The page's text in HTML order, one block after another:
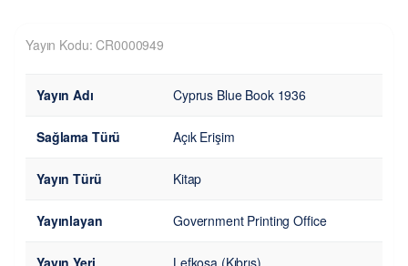
Yayın Kodu: CR0000949
Yayın Adı Cyprus Blue Book 1936
Sağlama Türü Açık Erişim
Yayın Türü Kitap
Yayınlayan Government Printing Office